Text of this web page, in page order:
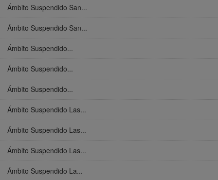
Ámbito Suspendido San...
Ámbito Suspendido San...
Ámbito Suspendido...
Ámbito Suspendido...
Ámbito Suspendido...
Ámbito Suspendido Las...
Ámbito Suspendido Las...
Ámbito Suspendido Las...
Ámbito Suspendido La...